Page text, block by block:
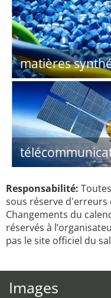
matières
Responsabilité:
sous réserve d'erreurs
Changements du
réservés à
pas le site officiel du
Images